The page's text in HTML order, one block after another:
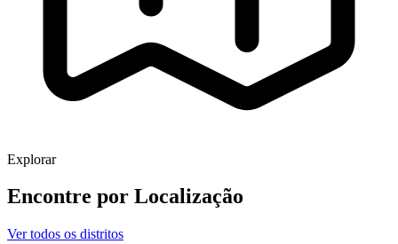
Explorar
Encontre por Localização
Ver todos os distritos